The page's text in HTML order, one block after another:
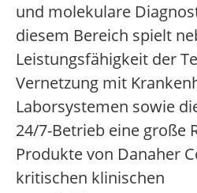
und molekulare
diesem Bereich spielt
Leistungsfähigkeit der
Vernetzung mit
Laborsystemen sowie
24/7-Betrieb eine große
Produkte von Danaher
kritischen klinischen